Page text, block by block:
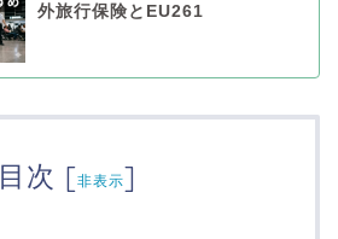
外旅行保険とEU261
目次 [非表示]